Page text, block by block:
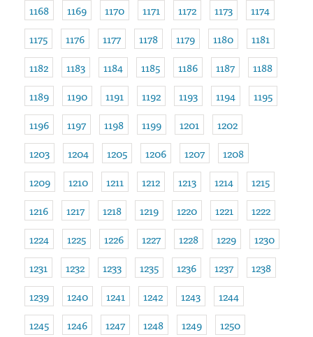
1168
1169 1170 1171 1172 1173
1174
1175
1176 1177 1178 1179 1180
1181
1182
1183 1184 1185 1186 1187
1188
1189
1190 1191 1192 1193 1194
1195
1196
1197 1198 1199 1201
1202
1203
1204 1205 1206 1207
1208
1209
1210 1211 1212 1213 1214
1215
1216
1217 1218 1219 1220 1221
1222
1224
1225 1226 1227 1228 1229
1230
1231
1232 1233 1235 1236 1237
1238
1239
1240 1241 1242 1243
1244
1245
1246 1247 1248 1249
1250